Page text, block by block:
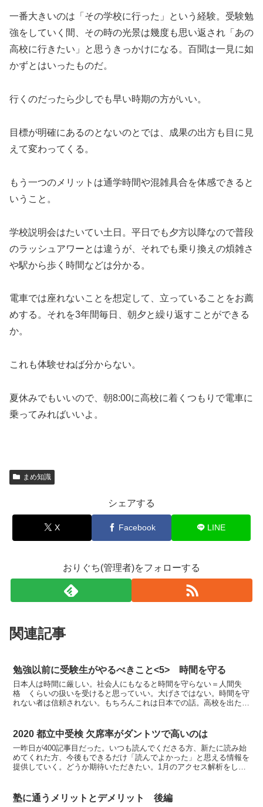
一番大きいのは「その学校に行った」という経験。受験勉
強をしていく間、その時の光景は幾度も思い返され「あの
高校に行きたい」と思うきっかけになる。百聞は一見に如
かずとはいったものだ。
行くのだったら少しでも早い時期の方がいい。
目標が明確にあるのとないのとでは、成果の出方も目に見
えて変わってくる。
もう一つのメリットは通学時間や混雑具合を体感できると
いうこと。
学校説明会はたいてい土日。平日でも夕方以降なので普段
のラッシュアワーとは違うが、それでも乗り換えの煩雑さ
や駅から歩く時間などは分かる。
電車では座れないことを想定して、立っていることをお薦
めする。それを3年間毎日、朝夕と繰り返すことができる
か。
これも体験せねば分からない。
夏休みでもいいので、朝8:00に高校に着くつもりで電車に
乗ってみればいいよ。
まめ知識
シェアする
X Facebook LINE
おりぐち(管理者)をフォローする
関連記事
勉強以前に受験生がやるべきこと<5> 時間を守る
日本人は時間に厳しい。社会人にもなると時間を守らない＝人間失
格 くらいの扱いを受けると思っていい。大げさではない。時間を守
れない者は信頼されない。もちろんこれは日本での話。高校を出たら
2020 都立中受検 欠席率がダントツで高いのは
一昨日が400記事目だった。いつも読んでくださる方、新たに読み始
めてくれた方、今後もできるだけ「読んでよかった」と思える情報を
提供していく。どうか期待いただきたい。1月のアクセス解析をした
塾に通うメリットとデメリット 後編